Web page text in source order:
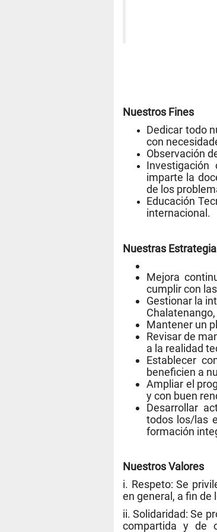
Nuestros Fines
Dedicar todo
con
Observación
imparte la
de los
Educación
internacional.
Nuestras
Mejora
cumplir con
Gestionar la
Mantener un
Revisar de
a la realidad
Establecer
beneficien a
Ampliar el
y con buen
Desarrollar
todos los/las
formación
Nuestros Valores
i. Respeto: Se
en general, a fin de
ii. Solidaridad: Se
compartida y de